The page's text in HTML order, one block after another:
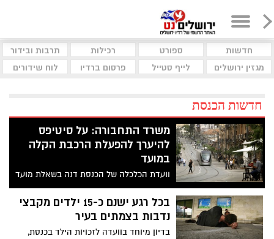
חדשות ספורט רכילות
תרבות ובידור
מגזין ירושלים
לייף סטייל פרסום ברדיו לוח שידורים
חדשות הכנסת
משרד התחבורה: על סיטיפס
להיערך להפעלת הרכבת הקלה
במועד
וועדת הכלכלה של הכנסת דנה בשאלת מועד
הפעלתה של הרכבת הקלה. משרד התחבורה
הבהיר כי הוא מצפה שהרכבת תפעל סמוך
למועד המתוכנן, על רקע בעיית אישור תוכנת
בכל רגע ישנם כ-15 ילדים מקבצי
נדבות בצמתים בעיר
בדיון מיוחד בוועדה לזכויות הילד בכנסת,